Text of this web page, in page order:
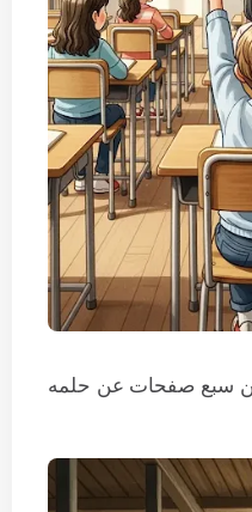
سبع صفحات عن حلمه